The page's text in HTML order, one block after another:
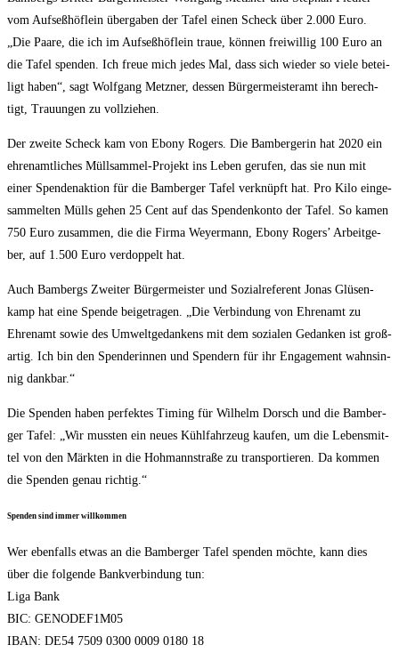
vom Auf­seß­höf­lein über­ga­ben der Tafel einen Scheck über 2.000 Euro.
„Die Paa­re, die ich im Auf­seß­höf­lein traue, kön­nen frei­wil­lig 100 Euro an
die Tafel spen­den. Ich freue mich jedes Mal, dass sich wie­der so vie­le betei­
ligt haben“, sagt Wolf­gang Metz­ner, des­sen Bür­ger­meis­ter­amt ihn berech­
tigt, Trau­un­gen zu vollziehen.
Der zwei­te Scheck kam von Ebo­ny Rogers. Die Bam­ber­ge­rin hat 2020 ein
ehren­amt­li­ches Müll­sam­mel-Pro­jekt ins Leben geru­fen, das sie nun mit
einer Spen­den­ak­ti­on für die Bam­ber­ger Tafel ver­knüpft hat. Pro Kilo ein­ge­
sam­mel­ten Mülls gehen 25 Cent auf das Spen­den­kon­to der Tafel. So kamen
750 Euro zusam­men, die die Fir­ma Wey­er­mann, Ebo­ny Rogers’ Arbeit­ge­
ber, auf 1.500 Euro ver­dop­pelt hat.
Auch Bam­bergs Zwei­ter Bür­ger­meis­ter und Sozi­al­re­fe­rent Jonas Glüsen­
kamp hat eine Spen­de bei­getra­gen. „Die Ver­bin­dung von Ehren­amt zu
Ehren­amt sowie des Umwelt­ge­dan­kens mit dem sozia­len Gedan­ken ist groß­
ar­tig. Ich bin den Spen­de­rin­nen und Spen­dern für ihr Enga­ge­ment wahn­sin­
nig dankbar.“
Die Spen­den haben per­fek­tes Timing für Wil­helm Dorsch und die Bam­ber­
ger Tafel: „Wir muss­ten ein neu­es Kühl­fahr­zeug kau­fen, um die Lebens­mit­
tel von den Märk­ten in die Hoh­mann­stra­ße zu trans­por­tie­ren. Da kom­men
die Spen­den genau richtig.“
Spen­den sind immer willkommen
Wer eben­falls etwas an die Bam­ber­ger Tafel spen­den möch­te, kann dies
über die fol­gen­de Bank­ver­bin­dung tun:
Liga Bank
BIC: GENODEF1M05
IBAN: DE54 7509 0300 0009 0180 18